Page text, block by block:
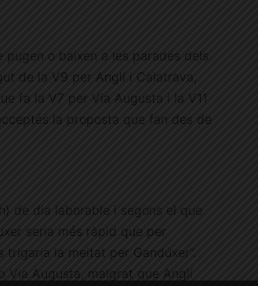
pugen o baixen a les parades dels
de la V9 per Anglí i Calatrava,
fa la V7 per Via Augusta i la V11
la proposta que fan des de
de dia laborable i segons el que
seria més ràpid que per
la meitat per Gandúxer”.
Via Augusta, malgrat que Anglí